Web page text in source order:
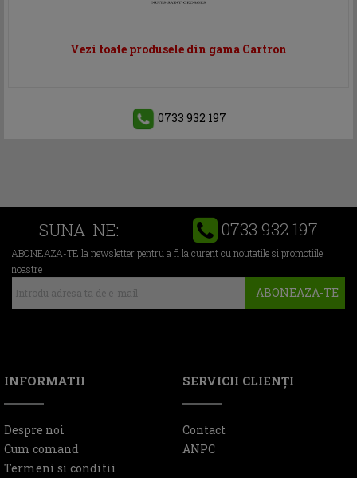
Vezi toate produsele din gama Cartron
0733 932 197
SUNA-NE: 0733 932 197
ABONEAZA-TE la newsletter pentru a fi la curent cu noutatile si promotiile
noastre
ABONEAZA-TE
INFORMATII
Despre noi
Cum comand
Termeni si conditii
SERVICII CLIENŢI
Contact
ANPC